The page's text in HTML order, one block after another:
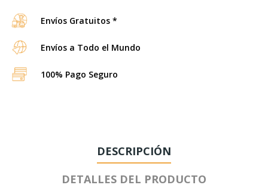
Envíos Gratuitos *
Envíos a Todo el Mundo
100% Pago Seguro
DESCRIPCIÓN
DETALLES DEL PRODUCTO